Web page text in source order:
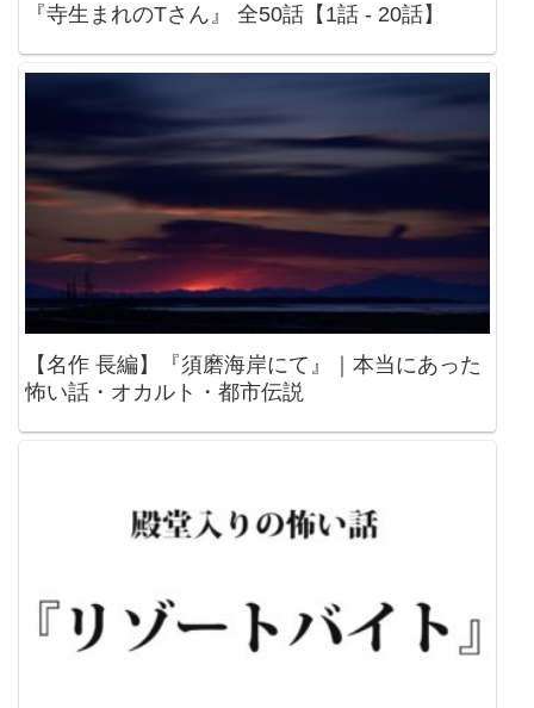
『寺生まれのTさん』 全50話【1話 - 20話】
【名作 長編】『須磨海岸にて』｜本当にあった
怖い話・オカルト・都市伝説